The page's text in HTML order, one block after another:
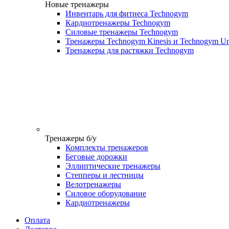
Новые тренажеры
Инвентарь для фитнеса Technogym
Кардиотренажеры Technogym
Силовые тренажеры Technogym
Тренажеры Technogym Kinesis и Technogym
Тренажеры для растяжки Technogym
Тренажеры б/у
Комплекты тренажеров
Беговые дорожки
Эллиптические тренажеры
Степперы и лестницы
Велотренажеры
Силовое оборудование
Кардиотренажеры
Оплата